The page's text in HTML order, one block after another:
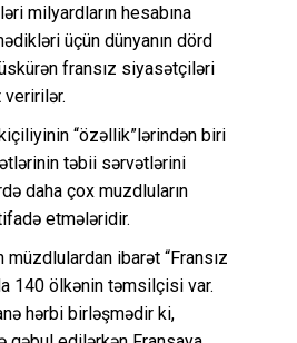
milyardların hesabına
üçün dünyanın dörd
fransız siyasətçiləri
“özəllik”lərindən biri
təbii sərvətlərini
daha çox muzdluların
etmələridir.
müzdlulardan ibarət “Fransız
140 ölkənin təmsilçisi var.
hərbi birləşmədir ki,